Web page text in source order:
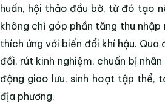
huấn, hội thảo đầu bờ, từ đó tạo
không chỉ góp phần tăng thu
thích ứng với biến đổi khí hậu.
đổi, rút kinh nghiệm, chuẩn bị
động giao lưu, sinh hoạt tập thể,
địa phương.